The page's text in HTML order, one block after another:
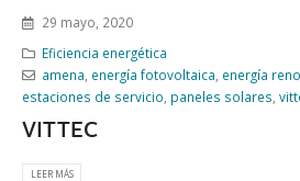
29 mayo, 2020
Eficiencia energética
amena energía fotovoltaica energía
estaciones de servicio paneles solares
VITTEC
LEER MÁS